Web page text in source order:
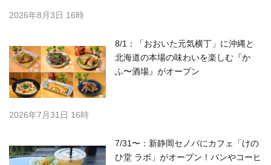
2026年8月3日 16時
8/1：「おおいた元気横丁」に沖縄と
北海道の本場の味わいを楽しむ『か
ふ〜酒場』がオープン
2026年7月31日 16時
7/31〜：新静岡セノバにカフェ「けの
ひ堂 ラボ」がオープン！パンやコーヒ